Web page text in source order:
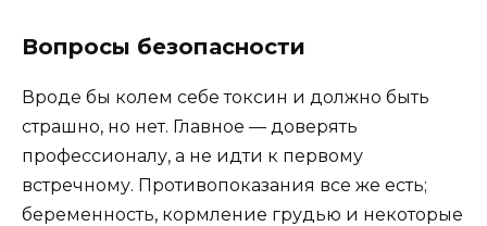
Вопросы безопасности
Вроде бы колем себе токсин и должно быть
страшно, но нет. Главное — доверять
профессионалу, а не идти к первому
встречному. Противопоказания все же есть;
беременность, кормление грудью и некоторые